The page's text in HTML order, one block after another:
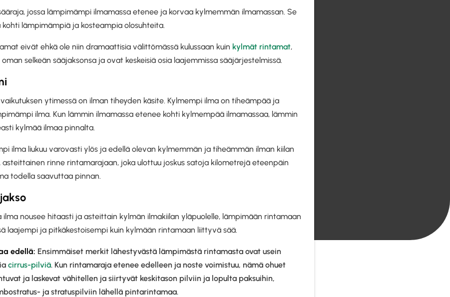
jossa lämpimämpi ilmamassa etenee ja korvaa kylmemmän ilmamassan. Se
lämpimämpiä ja kosteampia olosuhteita.
eivät ehkä ole niin dramaattisia välittömässä kulussaan kuin kylmät rintamat,
selkeän sääjaksonsa ja ovat keskeisiä osia laajemmissa sääjärjestelmissä.
ytimessä on ilman tiheyden käsite. Kylmempi ilma on tiheämpää ja
ilma. Kun lämmin ilmamassa etenee kohti kylmempää ilmamassaa, lämmin
kylmää ilmaa pinnalta.
ilma liukuu varovasti ylös ja edellä olevan kylmemmän ja tiheämmän ilman kiilan
asteittainen rinne rintamarajaan, joka ulottuu joskus satoja kilometrejä eteenpäin
todella saavuttaa pinnan.
ilma nousee hitaasti ja asteittain kylmän ilmakiilan yläpuolelle, lämpimään rintamaan
laajempi ja pitkäkestoisempi kuin kylmään rintamaan liittyvä sää.
edellä: Ensimmäiset merkit lähestyvästä lämpimästä rintamasta ovat usein
cirrus-pilviä. Kun rintamaraja etenee edelleen ja noste voimistuu, nämä ohuet
ja laskevat vähitellen ja siirtyvät keskitason pilviin ja lopulta paksuihin,
ja stratuspilviin lähellä pintarintamaa.